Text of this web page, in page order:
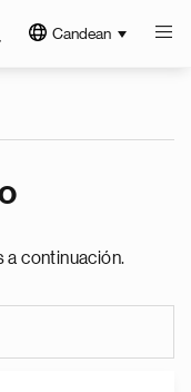
Candean
a continuación.